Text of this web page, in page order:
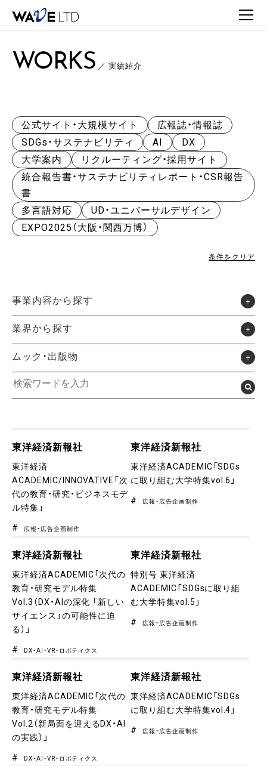
TOP WORKS WORKS一覧
WORKS ／ 実績紹介
公式サイト・大規模サイト
広報誌・情報誌
SDGs・サステナビリティ
AI
DX
大学案内
リクルーティング・採用サイト
統合報告書・サステナビリティレポート・CSR報告
書
多言語対応
UD・ユニバーサルデザイン
EXPO2025（大阪・関西万博）
条件をクリア
事業内容から探す
業界から探す
ムック・出版物
東洋経済新報社
東洋経済
ACADEMIC/INNOVATIVE「次
代の教育・研究・ビジネスモデ
ル特集」
広報・広告企画制作
東洋経済新報社
東洋経済ACADEMIC「SDGs
に取り組む大学特集vol.6」
広報・広告企画制作
東洋経済新報社
東洋経済ACADEMIC「次代の
教育・研究モデル特集
Vol.3（DX・AIの深化 「新しい
サイエンス」の可能性に迫
る）」
DX・AI・VR・ロボティクス
東洋経済新報社
特別号 東洋経済
ACADEMIC「SDGsに取り組
む大学特集vol.5」
広報・広告企画制作
東洋経済新報社
東洋経済ACADEMIC「次代の
教育・研究モデル特集
Vol.2（新局面を迎えるDX・AI
の実践）」
DX・AI・VR・ロボティクス
東洋経済新報社
東洋経済ACADEMIC「SDGs
に取り組む大学特集vol.4」
広報・広告企画制作